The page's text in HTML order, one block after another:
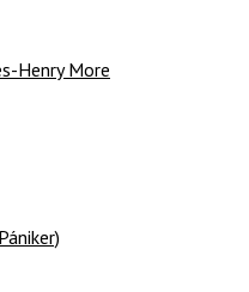
Henry More